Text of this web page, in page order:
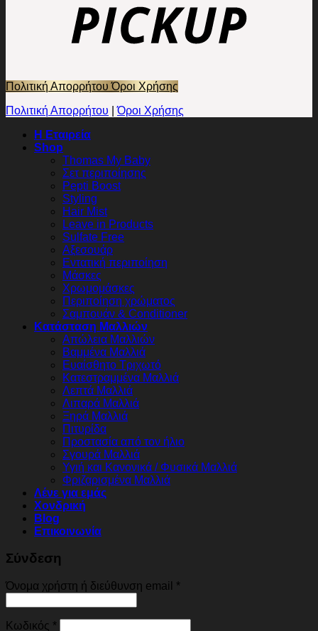
Πολιτική Απορρήτου Όροι Χρήσης
Πολιτική Απορρήτου |Όροι Χρήσης
Η Εταιρεία
Shop
Thomas My Baby
Σετ περιποίησης
Pepti Boost
Styling
Hair Mist
Leave in Products
Sulfate Free
Αξεσουάρ
Εντατική περιποίηση
Μάσκες
Χρωμομάσκες
Περιποίηση χρώματος
Σαμπουάν & Conditioner
Κατάσταση Μαλλιών
Απώλεια Μαλλιών
Βαμμένα Μαλλιά
Ευαίσθητο Τριχωτό
Κατεστραμμένα Μαλλιά
Λεπτά Μαλλιά
Λιπαρά Μαλλιά
Ξηρά Μαλλιά
Πιτυρίδα
Προστασία από τον ήλιο
Σγουρά Μαλλιά
Υγιή και Κανονικά / Φυσικά Μαλλιά
Φριζαρισμένα Μαλλιά
Λένε για εμάς
Χονδρική
Blog
Επικοινωνία
Σύνδεση
Όνομα χρήστη ή διεύθυνση email *Απαιτείται
Κωδικός *Απαιτείται